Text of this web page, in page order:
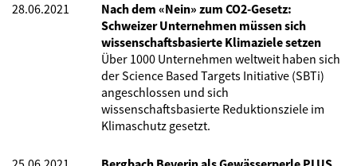
28.06.2021
Nach dem «Nein» zum CO2-Gesetz:
Schweizer Unternehmen müssen sich
wissenschaftsbasierte Klimaziele setzen
Über 1000 Unternehmen weltweit haben sich
der Science Based Targets Initiative (SBTi)
angeschlossen und sich
wissenschaftsbasierte Reduktionsziele im
Klimaschutz gesetzt.